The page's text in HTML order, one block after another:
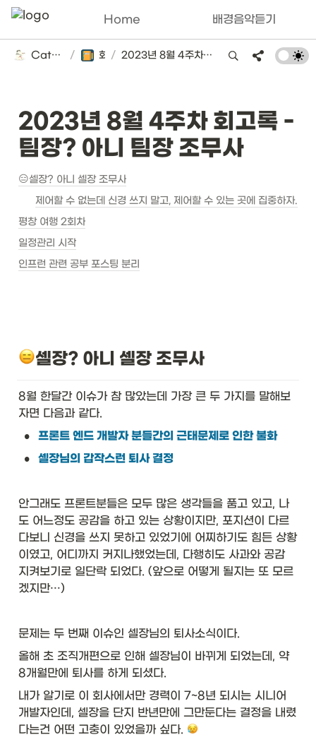
Home 배경음악듣기
Catsbi's DLog / 회고록
/ 2023년 8월 4주차 회고록 - 팀장? 아니 팀장 조무사
2023년 8월 4주차 회고록 -
팀장? 아니 팀장 조무사
😑셀장? 아니 셀장 조무사
제어할 수 없는데 신경 쓰지 말고, 제어할 수 있는 곳에 집중하자.
평창 여행 2회차
일정관리 시작
인프런 관련 공부 포스팅 분리
셀장? 아니 셀장 조무사
8월 한달간 이슈가 참 많았는데 가장 큰 두 가지를 말해보
자면 다음과 같다.
• 프론트 엔드 개발자 분들간의 근태문제로 인한 불화
• 셀장님의 갑작스런 퇴사 결정
안그래도 프론트분들은 모두 많은 생각들을 품고 있고, 나
도 어느정도 공감을 하고 있는 상황이지만, 포지션이 다르
다보니 신경을 쓰지 못하고 있었기에 어찌하기도 힘든 상황
이였고, 어디까지 커지나했었는데, 다행히도 사과와 공감
지켜보기로 일단락 되었다. (앞으로 어떻게 될지는 또 모르
겠지만…)
문제는 두 번째 이슈인 셀장님의 퇴사소식이다.
올해 초 조직개편으로 인해 셀장님이 바뀌게 되었는데, 약
8개월만에 퇴사를 하게 되셨다.
내가 알기로 이 회사에서만 경력이 7~8년 되시는 시니어
개발자인데, 셀장을 단지 반년만에 그만둔다는 결정을 내렸
다는건 어떤 고충이 있었을까 싶다.